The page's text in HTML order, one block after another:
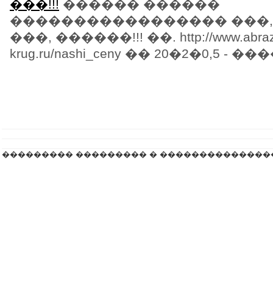
���!!! ������ ������
����������������� ���,
���, ������!!! ��. http://
krug.ru/nashi_ceny �� 20�2�0,5 -
��������� ��������� �